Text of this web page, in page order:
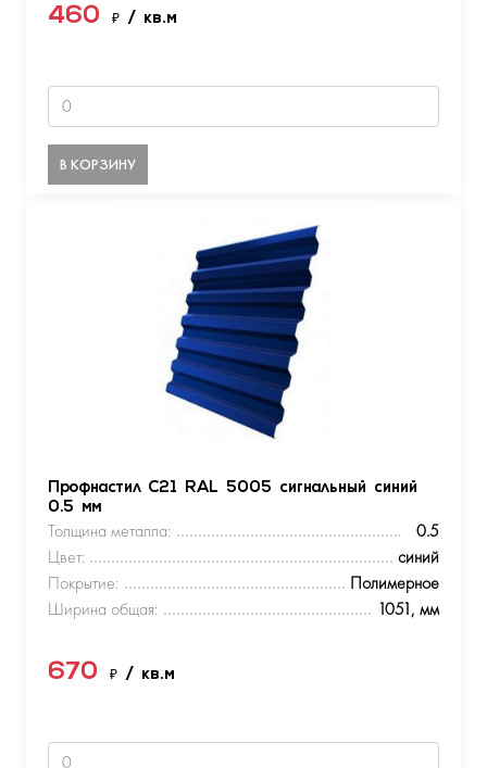
460 ₽ / кв.м
В КОРЗИНУ
Профнастил С21 RAL 5005 сигнальный синий
0.5 мм
Толщина металла:
0.5
Цвет:
синий
Покрытие:
Полимерное
Ширина общая:
1051, мм
670 ₽ / кв.м